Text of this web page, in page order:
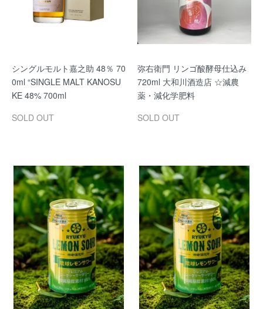
シングルモルト嘉之助 48％ 70
0ml “SINGLE MALT KANOSU
KE 48% 700ml
SOLD OUT
弥右衛門 リンゴ酸酵母仕込み
720ml 大和川酒造店 ☆減農
薬・減化学肥料
SOLD OUT